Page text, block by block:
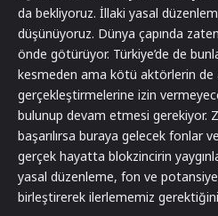
da bekliyoruz. İllaki yasal
düşünüyoruz. Dünya çapında
önde götürüyor. Türkiye’de de
kesmeden ama kötü aktörlerin
gerçekleştirmelerine izin
bulunup devam etmesi gerekiyor.
başarılırsa buraya gelecek fonlar
gerçek hayatta blokzincirin
yasal düzenleme, fon ve potansiyel
birleştirerek ilerlememiz